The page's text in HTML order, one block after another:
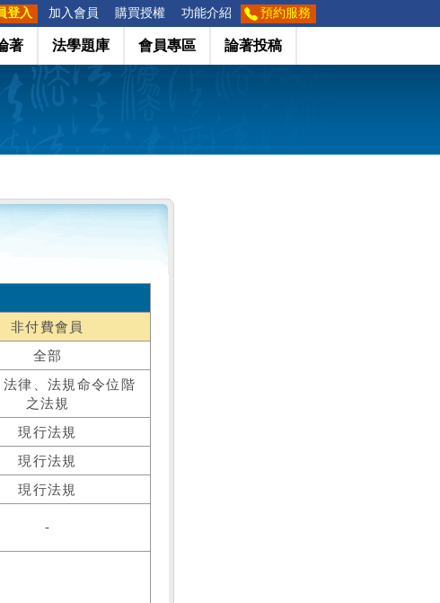
登入 加入會員 購買授權 功能介紹 預約服務
著 法學題庫 會員專區 論著投稿
非付費會員
全部
法律、法規命令位階
之法規
現行法規
現行法規
現行法規
-